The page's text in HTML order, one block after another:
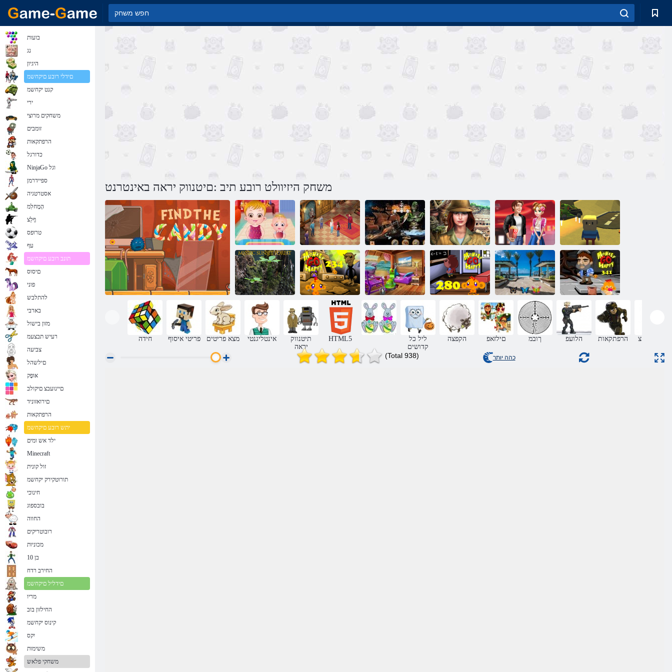
משחק היזיוולט רובע תיב :םיטנווק יראה באינטרנט
תינוק לוז. כיף חג
ההודיה
Evermoor לרוגה
טוח תא
םיטאריפה רצוא
םירתסומ
םיטקייבוא
תרתסומ
הירוטסיה
עונלוק ןייטנלו םוי
Kogama הרקמ
Ghost תיב
יטסימ העיקש
רעי
234 חמש בלש
תכלל ףוק
תיבה יוקינ ףוחה
280 חמש בלש
תכלל ףוק
םירפרפ 100 אצמ
חידה פריטי איסוף מצא פריטים אינטליגנטי
תיטנווק
יראה
HTML5
ליל כל
קדושים
הקפצה םילזאפ ךובמ הלועפ הרפתקאות רדחהמ אצ
(Total 938) כהה יותר
בועות
נג
היגיון
םידלי רובע םיקחשמ
קנט יקחשמ
ירי
משחקים מרוצי
זומבים
הרפתקאות
כדורגל
NinjaGo וגל
ספיידרמן
אסטרטגיה
הָמָחלִמ
ףָלַצ
טרופס
עף
תונב רובע םיקחשמ
םיסוס
פוני
להתלבש
בארבי
מזון בישול
רעיש תבצעמ
צביעה
םילשהל
אּופָק
םיינועבצ םיקולב
םירואזוניד
הרפתקאות
יתש רובע םיקחשמ
ילד אש ומים
Minecraft
זול קונית
תורוטקירק יקחשמ
חינוכי
בובספוג
החווה
רובוטריקים
מכוניות
בן 10
החירב רדח
םידליל םיקחשמ
מריו
החילזון בוב
קינוס יקחשמ
יִקס
משימות
משחקי פלאש